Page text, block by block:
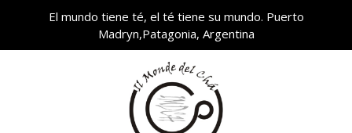
El mundo tiene té, el té tiene su mundo. Puerto
Madryn,Patagonia, Argentina